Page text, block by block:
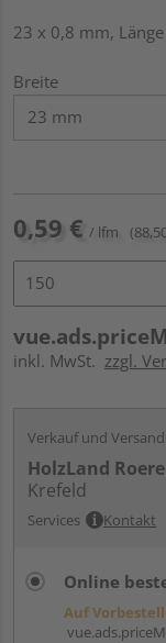
23 x 0,8 mm,
Breite
0,59 € / lfm
inkl. MwSt. zzgl.
Verkauf und
HolzLand
Krefeld
Services Kontakt
Online
Auf